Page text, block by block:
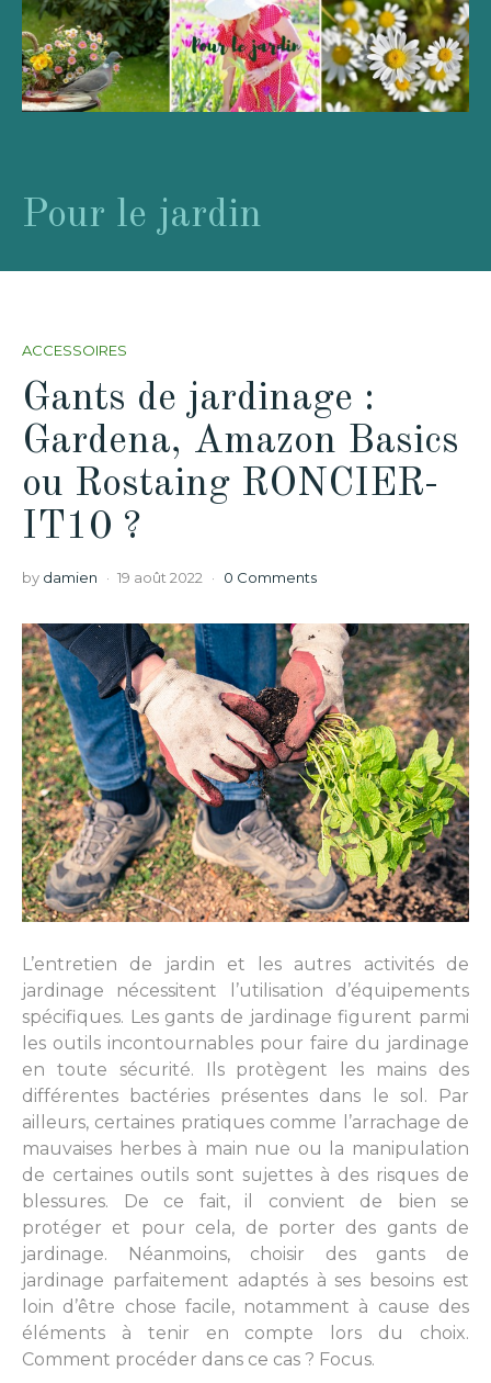
Pour le jardin
ACCESSOIRES
Gants de jardinage :
Gardena, Amazon Basics
ou Rostaing RONCIER-
IT10 ?
by damien 19 août 2022 0 Comments
L’entretien de jardin et les autres activités de
jardinage nécessitent l’utilisation d’équipements
spécifiques. Les gants de jardinage figurent parmi
les outils incontournables pour faire du jardinage
en toute sécurité. Ils protègent les mains des
différentes bactéries présentes dans le sol. Par
ailleurs, certaines pratiques comme l’arrachage de
mauvaises herbes à main nue ou la manipulation
de certaines outils sont sujettes à des risques de
blessures. De ce fait, il convient de bien se
protéger et pour cela, de porter des gants de
jardinage. Néanmoins, choisir des gants de
jardinage parfaitement adaptés à ses besoins est
loin d’être chose facile, notamment à cause des
éléments à tenir en compte lors du choix.
Comment procéder dans ce cas ? Focus.